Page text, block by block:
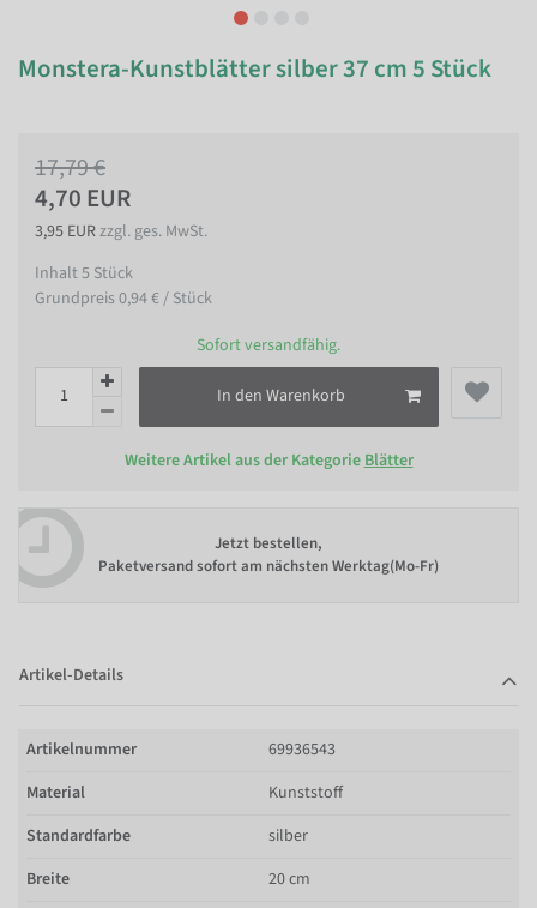
Monstera-Kunstblätter silber 37 cm 5 Stück
17,79 €
4,70 EUR
3,95 EURzzgl. ges. MwSt.
Inhalt5 Stück
Grundpreis0,94 € / Stück
Sofort versandfähig.
In den Warenkorb
Weitere Artikel aus der Kategorie Blätter
Jetzt bestellen,
Paketversand sofort am nächsten Werktag(Mo-Fr)
Artikel-Details
Artikelnummer
69936543
Material
Kunststoff
Standardfarbe
silber
Breite
20 cm